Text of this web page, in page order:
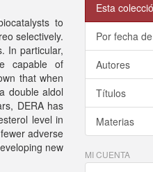
to
selectively.
In particular,
capable of
that when
double aldol
DERA has
level in
adverse
new
Esta
Por fecha
Autores
Títulos
Materias
MI CUENTA